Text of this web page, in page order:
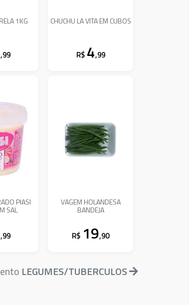
1KG
,99
CHUCHU LA VITA EM CUBOS
R$ 4,99
PIASI
SAL
,99
VAGEM HOLANDESA
BANDEJA
R$ 19,90
LEGUMES/TUBERCULOS